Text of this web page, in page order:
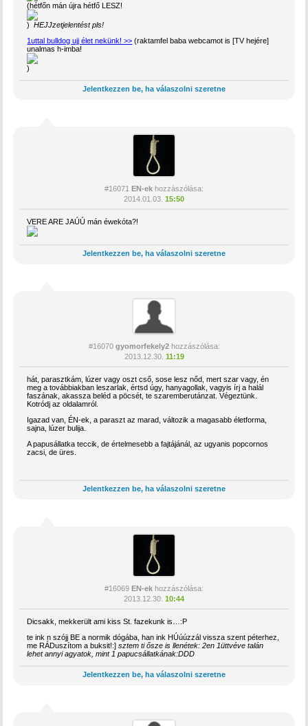
(hétfőn mán újra hétfő LESZ!
)HEJJzetjelentést pls!
1uttal bulldog ujj élet nekünk! >> (raktamfel baba webcamot is [TV hejére]
unalmas h-imba!
)
Jelentkezzen be, ha válaszolni szeretne
#16071 EN-ek hozzászólása:
2014.01.03. 15:50
VERE ARE JAÚÚ mán éwekóta?!
Jelentkezzen be, ha válaszolni szeretne
#16070 gyomorfekely2hozzászólása:
2013.12.30. 11:19
hát, parasztkám, lúzer vagy oszt cső, sose lesz nőd, mert szar vagy, én
meg a továbbiakban leszarlak, értsd úgy, hanyagollak, vagyis írj a halál
faszának, akassza beléd a pöcsét, te szaremberutánzat. Végeztünk.
Kotródj az oldalamról.
Igazad van, ÉN-ek, a paraszt az marad, változik a magasabb életforma,
sajna, lúzer bulija.
A papusállatka teccik, de értelmesebb a fajtájánál, az ugyanis popcornos
zacsi, de üres.
Jelentkezzen be, ha válaszolni szeretne
#16069 EN-ek hozzászólása:
2013.12.30. 10:44
Dicsakk, mekkerült ami kiss St. fazekunk is…:P
te ink n szójj BE a normik dógába, han ink HÚúúzzál vissza szent péterhez,
me RÁDuszítom a buksit!:]sztem ti ősze is llenétek: 2en 1üttvéve talán
lehet annyi agyatok, mint 1 papucsállatkának:DDD
Jelentkezzen be, ha válaszolni szeretne